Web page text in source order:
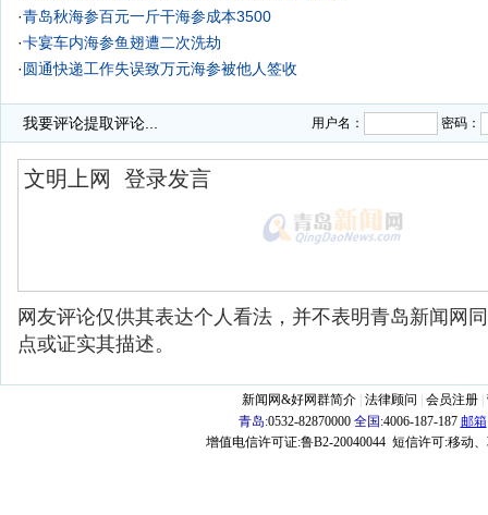
·青岛秋海参百元一斤干海参成本3500
·卡宴车内海参鱼翅遭二次洗劫
·圆通快递工作失误致万元海参被他人签收
我要评论提取评论... 用户名： 密码：
网友评论仅供其表达个人看法，并不表明青岛新闻网
点或证实其描述。